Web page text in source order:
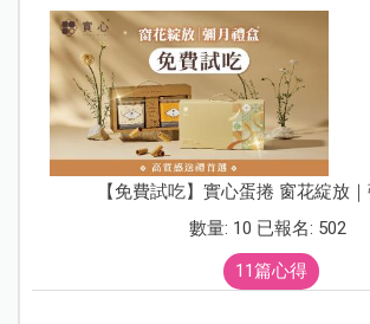
【免費試吃】實心蛋捲 窗花綻放
數量: 10 已報名: 502
11篇心得